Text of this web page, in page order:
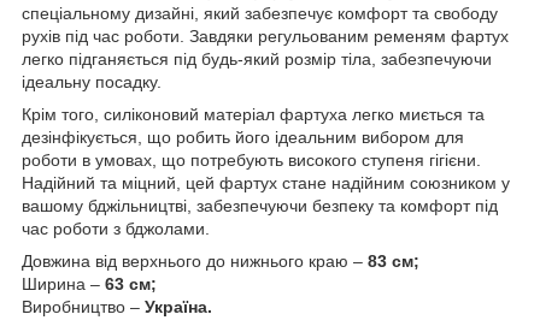
спеціальному дизайні, який забезпечує комфорт та свободу
рухів під час роботи. Завдяки регульованим ременям фартух
легко підганяється під будь-який розмір тіла, забезпечуючи
ідеальну посадку.
Крім того, силіконовий матеріал фартуха легко миється та
дезінфікується, що робить його ідеальним вибором для
роботи в умовах, що потребують високого ступеня гігієни.
Надійний та міцний, цей фартух стане надійним союзником у
вашому бджільництві, забезпечуючи безпеку та комфорт під
час роботи з бджолами.
Довжина від верхнього до нижнього краю – 83 см;
Ширина – 63 см;
Виробництво – Україна.